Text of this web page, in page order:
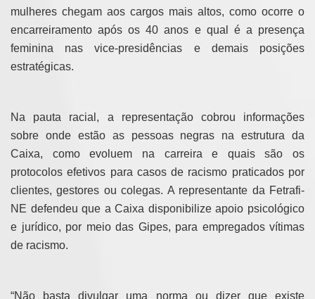
mulheres chegam aos cargos mais altos, como ocorre o
encarreiramento após os 40 anos e qual é a presença
feminina nas vice-presidências e demais posições
estratégicas.
Na pauta racial, a representação cobrou informações
sobre onde estão as pessoas negras na estrutura da
Caixa, como evoluem na carreira e quais são os
protocolos efetivos para casos de racismo praticados por
clientes, gestores ou colegas. A representante da Fetrafi-
NE defendeu que a Caixa disponibilize apoio psicológico
e jurídico, por meio das Gipes, para empregados vítimas
de racismo.
“Não basta divulgar uma norma ou dizer que existe